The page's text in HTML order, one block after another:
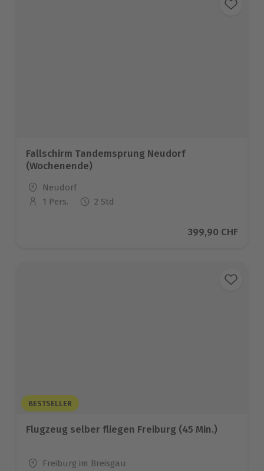
Fallschirm Tandemsprung Neudorf
(Wochenende)
Standort
Neudorf
Anzahl der Teilnehmer
1 Pers. 2 Std
Aktueller Preis
399,90 CHF
BESTSELLER
Flugzeug selber fliegen Freiburg (45 Min.)
Standort
Freiburg im Breisgau